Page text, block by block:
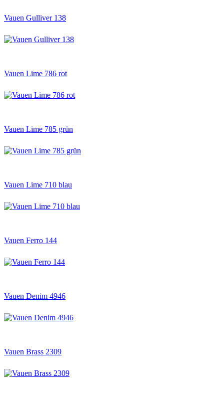
Vauen Gulliver 138
Vauen Lime 786 rot
Vauen Lime 785 grün
Vauen Lime 710 blau
Vauen Ferro 144
Vauen Denim 4946
Vauen Brass 2309